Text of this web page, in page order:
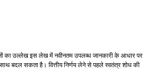
का उल्लेख इस लेख में नवीनतम उपलब्ध जानकारी के आधार पर
बदल सकता है। वित्तीय निर्णय लेने से पहले स्वतंत्र शोध की